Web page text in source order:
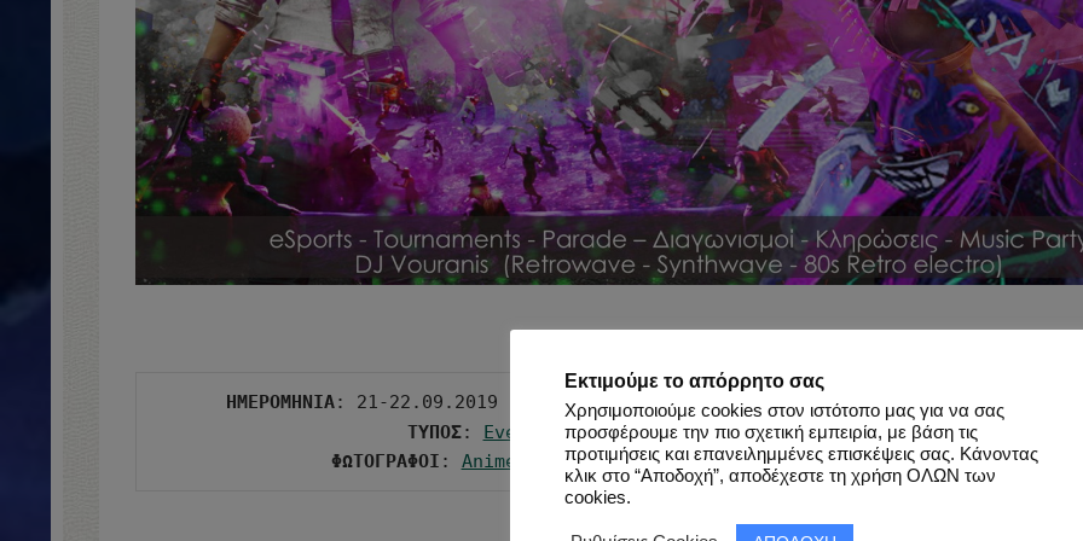
ΗΜΕΡΟΜΗΝΙΑ: 21-22.09.2019 | : 10:00 | ΠΟΛΗ: Αθήνα | ΤΟΠΟΘΕΣΙΑ: Inspot
ΤΥΠΟΣ: Event | ΚΑΤΗΓΟΡΙΑ: Videogames | COSPLAYS
: 6
ΦΩΤΟΓΡΑΦΟΙ : Anime Monogatari , Dimitris Papadopoulos Photography
Εκτιμούμε το απόρρητο σας
Χρησιμοποιούμε cookies στον ιστότοπο μας για να σας
προσφέρουμε την πιο σχετική εμπειρία, με βάση τις
προτιμήσεις και επανειλημμένες επισκέψεις σας. Κάνοντας
κλικ στο “Αποδοχή”, αποδέχεστε τη χρήση ΟΛΩΝ των
cookies.